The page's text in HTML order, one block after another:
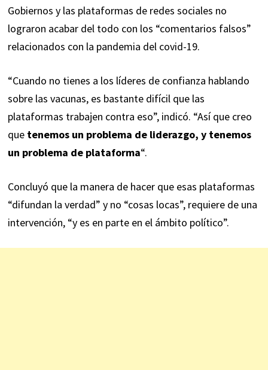
Gobiernos y las plataformas de redes sociales no
lograron acabar del todo con los “comentarios falsos”
relacionados con la pandemia del covid-19.
“Cuando no tienes a los líderes de confianza hablando
sobre las vacunas, es bastante difícil que las
plataformas trabajen contra eso”, indicó. “Así que creo
que tenemos un problema de liderazgo, y tenemos
un problema de plataforma“.
Concluyó que la manera de hacer que esas plataformas
“difundan la verdad” y no “cosas locas”, requiere de una
intervención, “y es en parte en el ámbito político”.